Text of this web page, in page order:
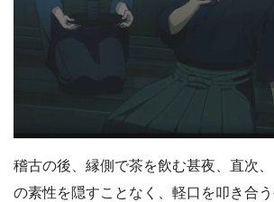
稽古の後、縁側で茶を飲む甚夜、直次
の素性を隠すことなく、軽口を叩き合う